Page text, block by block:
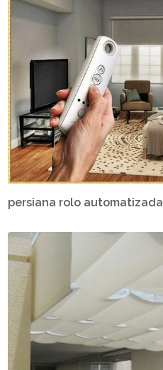
persiana rolo automatizada